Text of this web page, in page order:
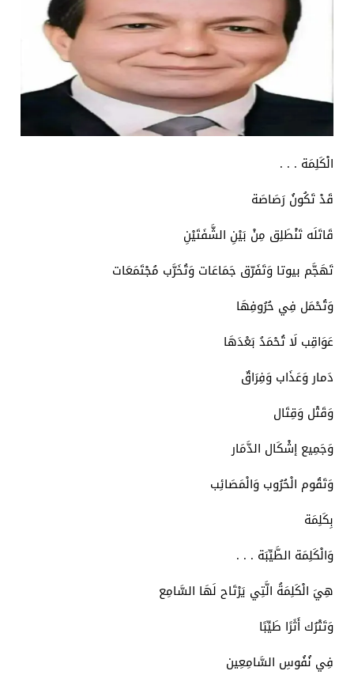
الْكَلِمَة . . .
قَدْ تَكُونُ رَصَاصَة
قَاتَلَه تَنْطَلِق مِنْ بَيْنِ الشَّفَتَيْنِ
تَهَجَّم بيوتا وَتَفَرّق جَمَاعَات وَتُخَرَّب مُجْتَمَعَات
وَتُحْمَل فِي حُرُوفِهَا
عَوَاقِب لَا تُحْمَدُ بَعْدَهَا
دَمار وَعَذَاب وَفِرَاقٌ
وَقَتْل وَقِتَال
وَجَمِيع إشْكَال الدَّمَار
وَتَقُوم الْحُرُوب وَالْمَصَائِب
بِكَلِمَة
وَالْكَلِمَة الطَّيِّبَة . . .
هِيَ الْكَلِمَةُ الَّتِي يَرْتَاح لَهَا السَّامِع
وَتَتْرُك أَثَرًا طَيِّبًا
فِي نُفُوسِ السَّامِعِين